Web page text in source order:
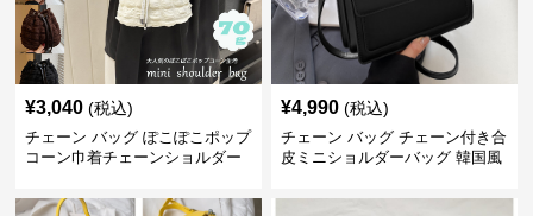
¥3,040 (税込)
チェーン バッグ ぽこぽこポップ
コーン巾着チェーンショルダー
¥4,990 (税込)
チェーン バッグ チェーン付き合
皮ミニショルダーバッグ 韓国風